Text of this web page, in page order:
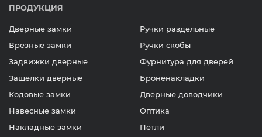
ПРОДУКЦИЯ
Дверные замки
Врезные замки
Задвижки дверные
Защелки дверные
Кодовые замки
Навесные замки
Накладные замки
Ручки раздельные
Ручки скобы
Фурнитура для дверей
Броненакладки
Дверные доводчики
Оптика
Петли